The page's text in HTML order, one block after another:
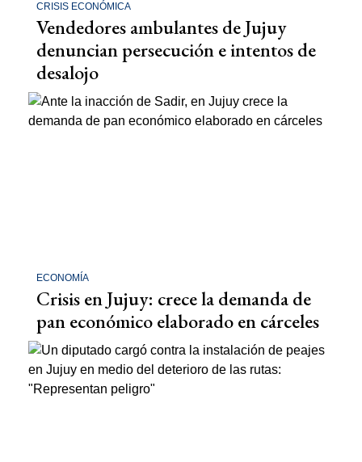
CRISIS ECONÓMICA
Vendedores ambulantes de Jujuy
denuncian persecución e intentos de
desalojo
ECONOMÍA
Crisis en Jujuy: crece la demanda de
pan económico elaborado en cárceles